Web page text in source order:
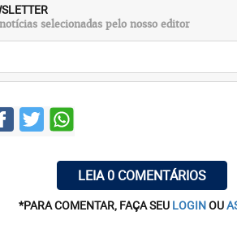
selecionadas pelo nosso editor
LEIA 0 COMENTÁRIOS
*PARA COMENTAR, FAÇA SEU LOGINOU